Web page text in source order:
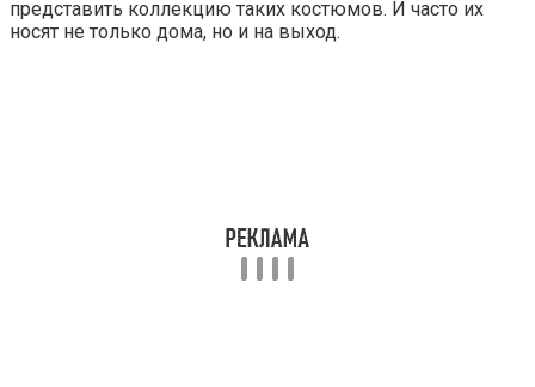
представить коллекцию таких костюмов. И часто их
носят не только дома, но и на выход.